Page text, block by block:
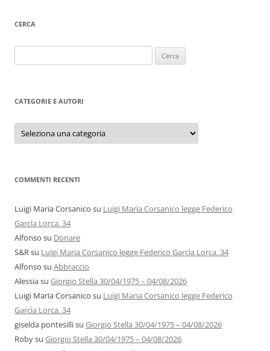
CERCA
per:
CATEGORIE E AUTORI
Categorie
autori
COMMENTI RECENTI
Luigi Maria Corsanico su Luigi Maria Corsanico legge Federico
Garcìa Lorca. 34
Alfonso su Donare
S&Rsu Luigi Maria Corsanico legge Federico Garcìa Lorca. 34
Alfonso su Abbraccio
Alessiasu Giorgio Stella 30/04/1975 – 04/08/2026
Luigi Maria Corsanico su Luigi Maria Corsanico legge Federico
Garcìa Lorca. 34
giselda pontesillisu Giorgio Stella 30/04/1975 – 04/08/2026
Robysu Giorgio Stella 30/04/1975 – 04/08/2026